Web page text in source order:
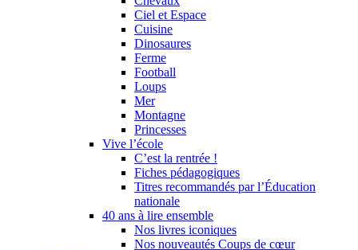
Ciel et Espace
Cuisine
Dinosaures
Ferme
Football
Loups
Mer
Montagne
Princesses
Vive l’école
C’est la rentrée !
Fiches pédagogiques
Titres recommandés par l’Éducation
nationale
40 ans à lire ensemble
Nos livres iconiques
Nos nouveautés Coups de cœur